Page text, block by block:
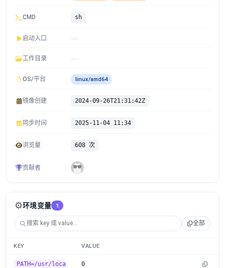
CMD sh
启动入口
工作目录
OS/平台 linux/amd64
镜像创建 2024-09-26T21:31:42Z
同步时间 2025-11-04 11:34
浏览量 608 次
贡献者
⚙️环境变量 1
全部
KEY VALUE
PATH=/usr/loca
0